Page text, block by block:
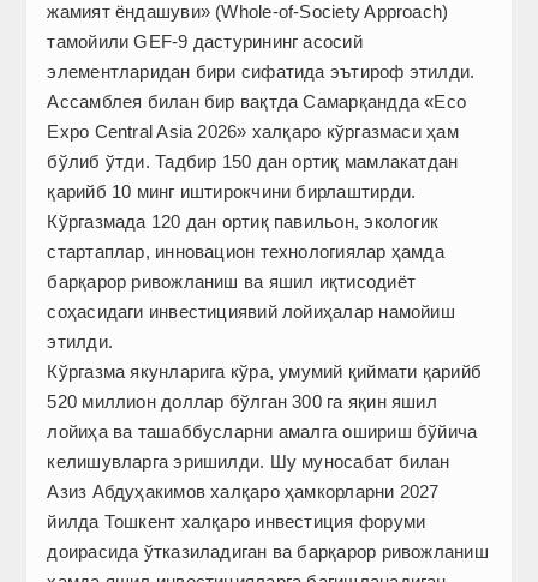
жамият ёндашуви» (Whole-of-Society Approach)
тамо­йили GEF-9 дастурининг асосий
элементларидан бири сифатида эътироф этилди.
Ассамблея билан бир вақтда Самарқандда «Eco
Expo Central Asia 2026» халқаро кўргазмаси ҳам
бўлиб ўтди. Тадбир 150 дан ортиқ мамлакатдан
қарийб 10 минг иштирокчини бирлаштирди.
Кўргазмада 120 дан ортиқ павильон, экологик
стартаплар, инновацион технологиялар ҳамда
барқарор ривожланиш ва яшил иқтисодиёт
соҳасидаги инвестициявий лойиҳалар намойиш
этилди.
Кўргазма якунларига кўра, умумий қиймати қарийб
520 миллион доллар бўлган 300 га яқин яшил
лойиҳа ва ташаббусларни амалга ошириш бўйича
келишувларга эришилди. Шу муносабат билан
Азиз Абдуҳакимов халқаро ҳамкорларни 2027
йилда Тошкент халқаро инвестиция форуми
доирасида ўтказиладиган ва барқарор ривожланиш